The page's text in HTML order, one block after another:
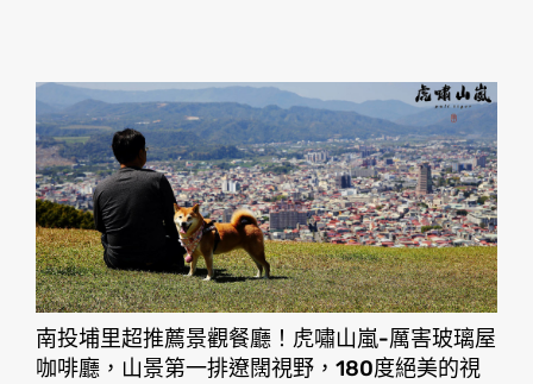
南投埔里超推薦景觀餐廳！虎嘯山嵐-厲害玻璃屋
咖啡廳，山景第一排遼闊視野，180度絕美的視